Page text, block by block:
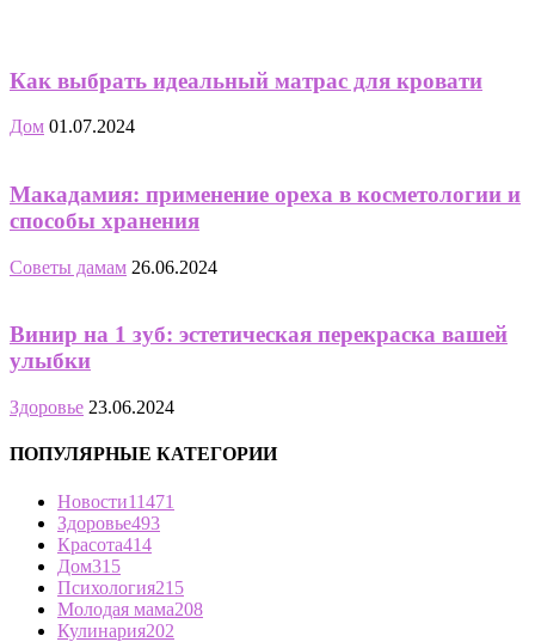
Как выбрать идеальный матрас для кровати
Дом 01.07.2024
Макадамия: применение ореха в косметологии и
способы хранения
Советы дамам 26.06.2024
Винир на 1 зуб: эстетическая перекраска вашей
улыбки
Здоровье 23.06.2024
ПОПУЛЯРНЫЕ КАТЕГОРИИ
Новости11471
Здоровье493
Красота414
Дом315
Психология215
Молодая мама208
Кулинария202